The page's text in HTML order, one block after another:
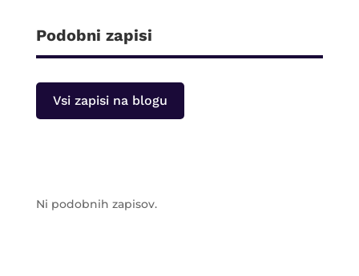
Podobni zapisi
Vsi zapisi na blogu
Ni podobnih zapisov.